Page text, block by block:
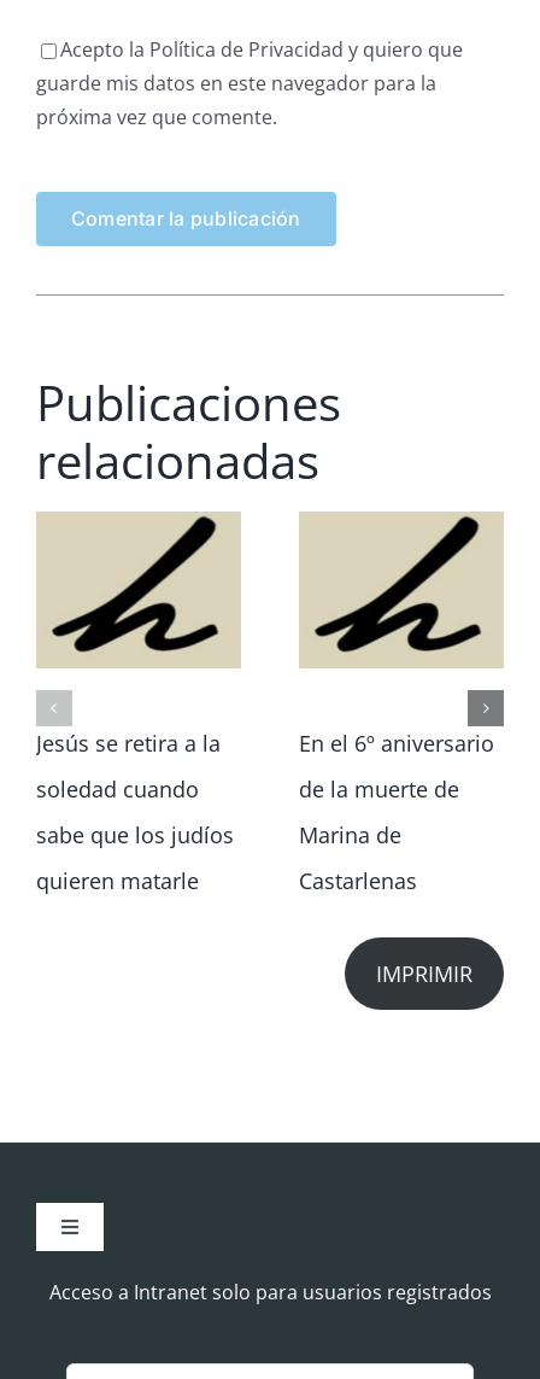
Acepto la Política de Privacidad y quiero que
guarde mis datos en este navegador para la
próxima vez que comente.
Publicaciones
relacionadas
Jesús se retira a la
soledad cuando
sabe que los judíos
quieren matarle
En el 6º aniversario
de la muerte de
Marina de
Castarlenas
IMPRIMIR
Toggle
Aviso Legal
Política de Cookies
Acceso a Intranet solo para usuarios registrados